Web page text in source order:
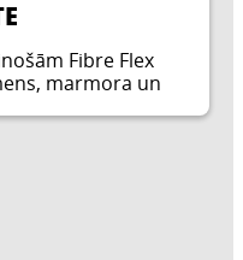
Fibre Flex
marmora un
gan arī uz